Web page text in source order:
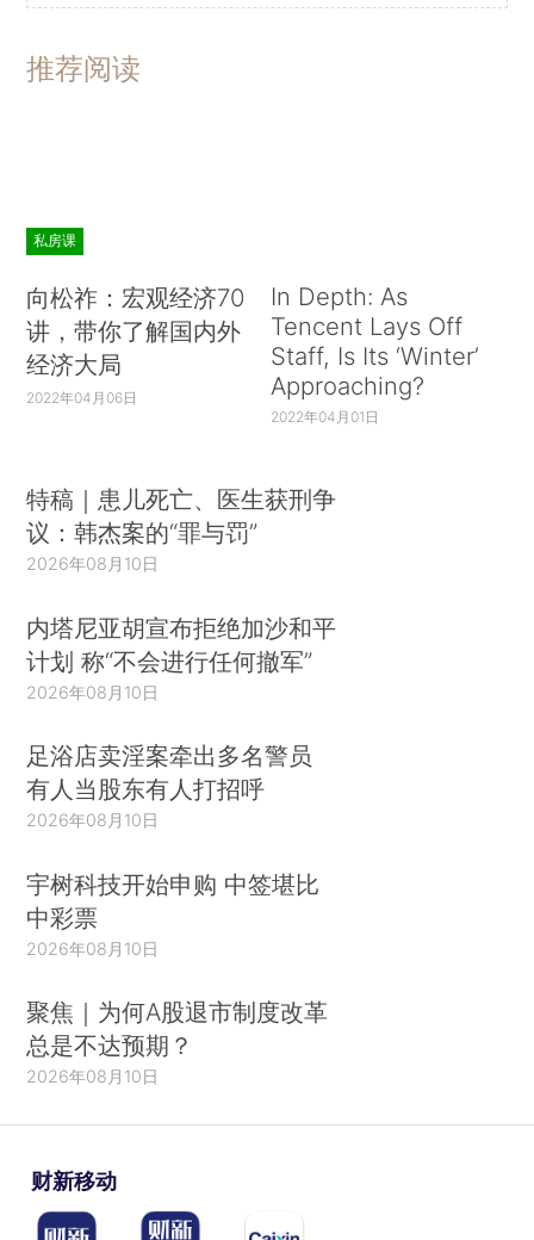
推荐阅读
私房课
向松祚：宏观经济70
讲，带你了解国内外
经济大局
2022年04月06日
In Depth: As
Tencent Lays Off
Staff, Is Its ‘Winter’
Approaching?
2022年04月01日
特稿｜患儿死亡、医生获刑争
议：韩杰案的“罪与罚”
2026年08月10日
内塔尼亚胡宣布拒绝加沙和平
计划 称“不会进行任何撤军”
2026年08月10日
足浴店卖淫案牵出多名警员
有人当股东有人打招呼
2026年08月10日
宇树科技开始申购 中签堪比
中彩票
2026年08月10日
聚焦｜为何A股退市制度改革
总是不达预期？
2026年08月10日
财新移动